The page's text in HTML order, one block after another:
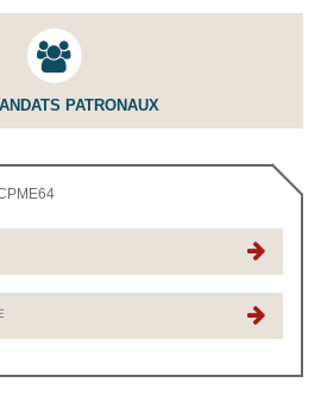
PATRONAUX